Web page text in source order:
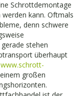
Schrottdemontage
kann. Oftmals
denn schwere
stehen
überhaupt
www.schrott-
großen